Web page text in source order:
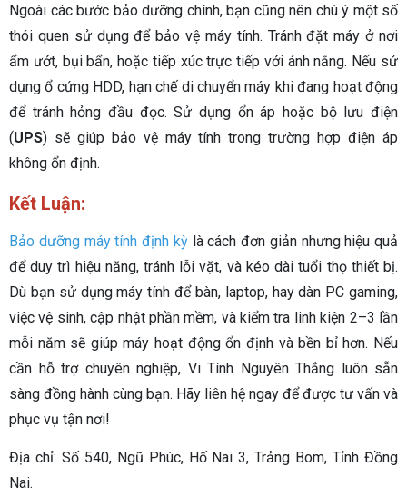
Ngoài các bước bảo dưỡng chính, bạn cũng nên chú ý một số
thói quen sử dụng để bảo vệ máy tính. Tránh đặt máy ở nơi
ẩm ướt, bụi bẩn, hoặc tiếp xúc trực tiếp với ánh nắng. Nếu sử
dụng ổ cứng HDD, hạn chế di chuyển máy khi đang hoạt động
để tránh hỏng đầu đọc. Sử dụng ổn áp hoặc bộ lưu điện
(UPS) sẽ giúp bảo vệ máy tính trong trường hợp điện áp
không ổn định.
Kết Luận:
Bảo dưỡng máy tính định kỳlà cách đơn giản nhưng hiệu quả
để duy trì hiệu năng, tránh lỗi vặt, và kéo dài tuổi thọ thiết bị.
Dù bạn sử dụng máy tính để bàn, laptop, hay dàn PC gaming,
việc vệ sinh, cập nhật phần mềm, và kiểm tra linh kiện 2–3 lần
mỗi năm sẽ giúp máy hoạt động ổn định và bền bỉ hơn. Nếu
cần hỗ trợ chuyên nghiệp, Vi Tính Nguyên Thắng luôn sẵn
sàng đồng hành cùng bạn. Hãy liên hệ ngay để được tư vấn và
phục vụ tận nơi!
Địa chỉ: Số 540, Ngũ Phúc, Hố Nai 3, Trảng Bom, Tỉnh Đồng
Nai.